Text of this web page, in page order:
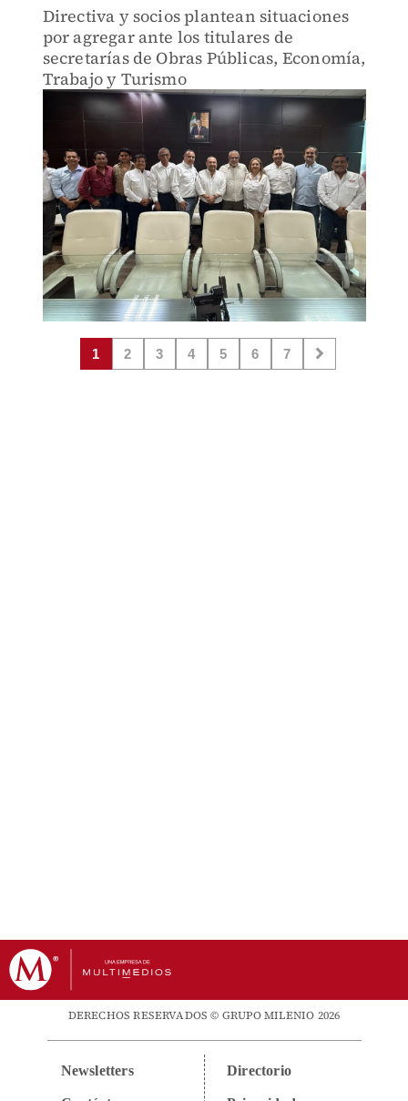
Directiva y socios plantean situaciones
por agregar ante los titulares de
secretarías de Obras Públicas, Economía,
Trabajo y Turismo
1 2 3 4 5 6 7
DERECHOS RESERVADOS © GRUPO MILENIO 2026
Newsletters Directorio